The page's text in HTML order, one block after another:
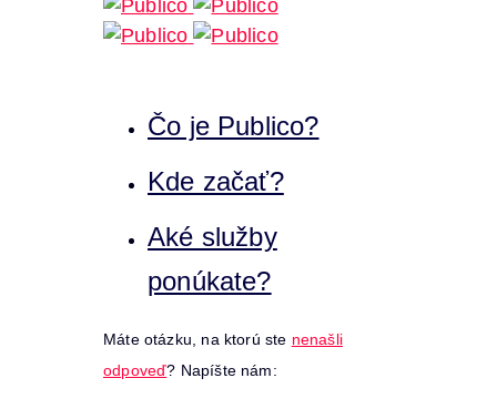
Čo je Publico?
Kde začať?
Aké služby
ponúkate?
Máte otázku, na ktorú ste nenašli
odpoveď? Napíšte nám: